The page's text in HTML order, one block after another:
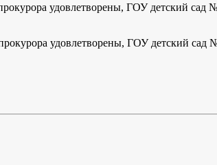
удовлетворены, ГОУ детский сад
удовлетворены, ГОУ детский сад